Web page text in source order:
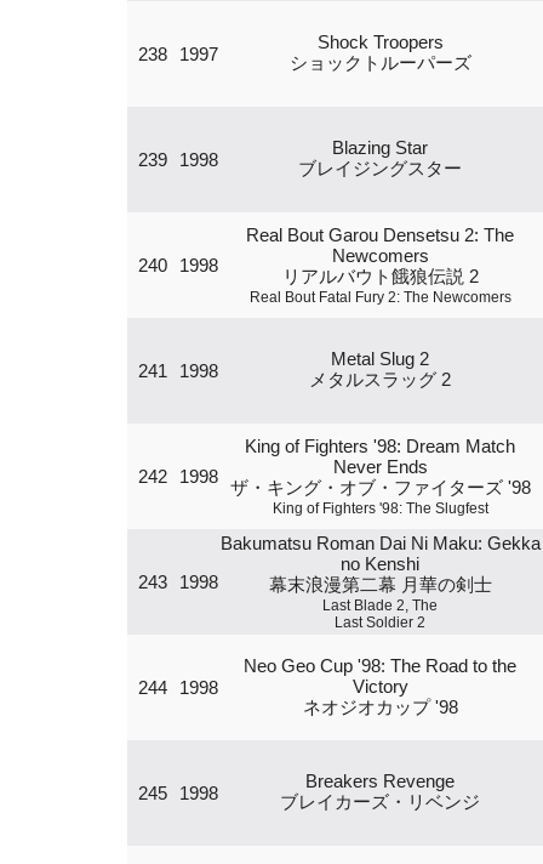
238 1997
Shock Troopers
ショックトルーパーズ
239 1998
Blazing Star
ブレイジングスター
240 1998
Real Bout Garou Densetsu 2: The
Newcomers
リアルバウト餓狼伝説 2
Real Bout Fatal Fury 2: The Newcomers
241 1998
Metal Slug 2
メタルスラッグ 2
242 1998
King of Fighters '98: Dream Match
Never Ends
ザ・キング・オブ・ファイターズ '98
King of Fighters '98: The Slugfest
243 1998
Bakumatsu Roman Dai Ni Maku: Gekka
no Kenshi
幕末浪漫第二幕 月華の剣士
Last Blade 2, The
Last Soldier 2
244 1998
Neo Geo Cup '98: The Road to the
Victory
ネオジオカップ '98
245 1998
Breakers Revenge
ブレイカーズ・リベンジ